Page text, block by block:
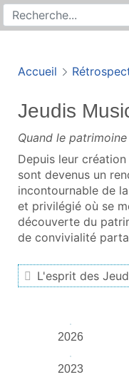
Recherche sur
Rechercher
Accueil
Jeudis
Quand le
Depuis leur
sont devenus un
incontournable de
et privilégié où se
découverte du
de convivialité
L'esprit des
2026
2023